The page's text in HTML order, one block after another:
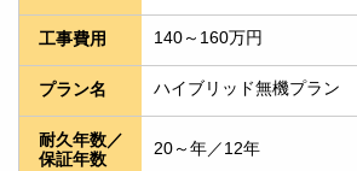
工事費用 140～160万円
プラン名 ハイブリッド無機プラン
耐久年数／
保証年数
20～年／12年